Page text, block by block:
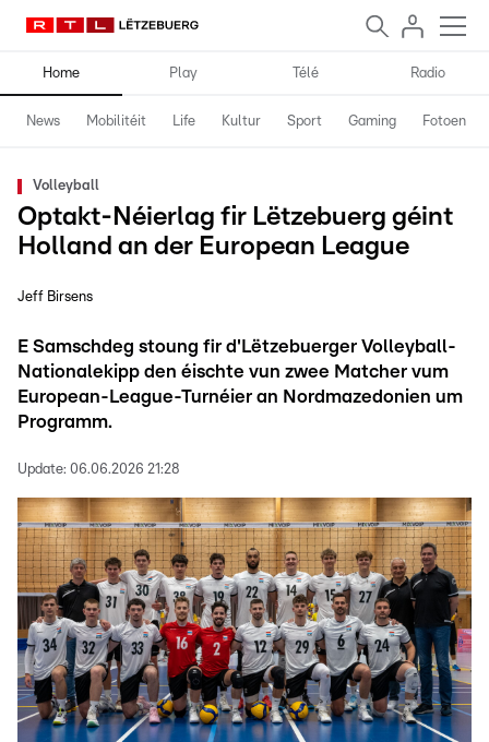
Home Play Télé Radio
News Mobilitéit Life Kultur Sport Gaming Fotoen
Volleyball
Optakt-Néierlag fir Lëtzebuerg géint
Holland an der European League
Jeff Birsens
E Samschdeg stoung fir d'Lëtzebuerger Volleyball-
Nationalekipp den éischte vun zwee Matcher vum
European-League-Turnéier an Nordmazedonien um
Programm.
Update: 06.06.2026 21:28